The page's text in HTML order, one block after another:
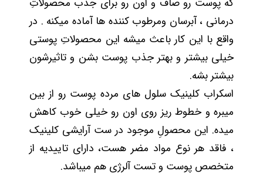
که پوست رو صاف و اون رو برای جذب محصولاتِ
درمانی ، آبرسان ومرطوب کننده ها آماده میکنه . در
واقع با این کار باعث میشه این محصولاتِ پوستی
خیلی بیشتر و بهتر جذب پوست بشن و تاثیرشون
بیشتر بشه.
اسکراب کلینیک سلول های مرده پوست رو از بین
میبره و خطوط ریز روی اون رو خیلی خوب کاهش
میده. این محصولِ موجود در ست آرایشی کلینیک
، فاقد هر نوع مواد مضر هست، دارای تاییدیه از
متخصص پوست و تست آلرژی هم میباشد.